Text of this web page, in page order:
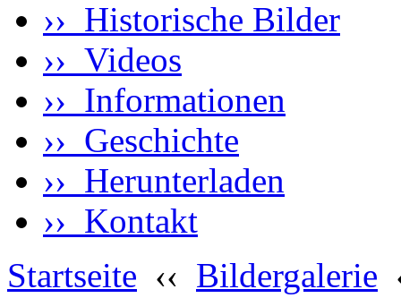
›› Historische Bilder
›› Videos
›› Informationen
›› Geschichte
›› Herunterladen
›› Kontakt
Startseite ‹‹ Bildergalerie